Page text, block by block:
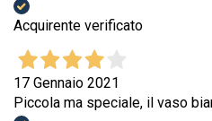
Acquirente verificato
17 Gennaio 2021
Piccola ma speciale, il vaso